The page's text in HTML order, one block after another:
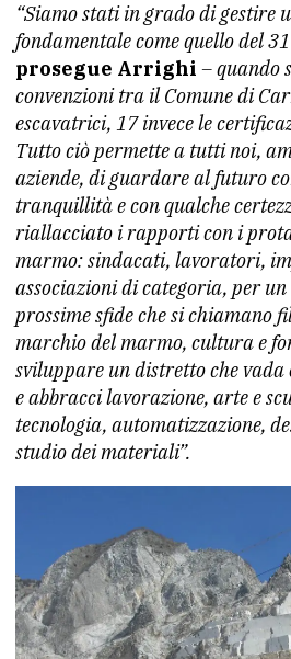
“Siamo stati in grado di gestire
fondamentale come quello del
prosegue Arrighi – quando
convenzioni tra il Comune di
escavatrici, 17 invece le
Tutto ciò permette a tutti noi,
aziende, di guardare al futuro
tranquillità e con qualche
riallacciato i rapporti con i
marmo: sindacati, lavoratori,
associazioni di categoria, per
prossime sfide che si chiamano
marchio del marmo, cultura e
sviluppare un distretto che vada
e abbracci lavorazione, arte e
tecnologia, automatizzazione,
studio dei materiali”.